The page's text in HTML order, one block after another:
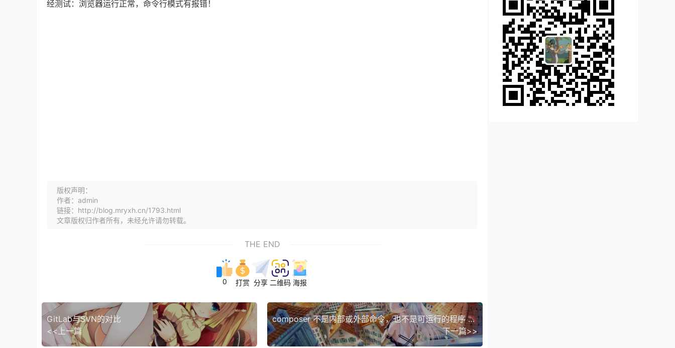
经测试：浏览器运行正常，命令行模式有报错！
版权声明：
作者：admin
链接：http://blog.mryxh.cn/1793.html
文章版权归作者所有，未经允许请勿转载。
THE END
0 打赏 分享 二维码 海报
GitLab与SVN的对比
<<上一篇
composer 不是内部或外部命令，也不是可运行的程序 或批处理文件。（独立使用composer）
下一篇>>